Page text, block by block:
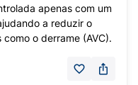
apenas com um
a reduzir o
o derrame (AVC).